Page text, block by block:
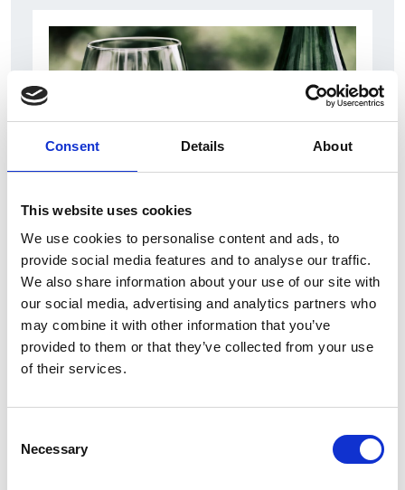
Consent Details About
This website uses cookies
We use cookies to personalise content and ads, to
provide social media features and to analyse our traffic.
We also share information about your use of our site with
our social media, advertising and analytics partners who
may combine it with other information that you’ve
provided to them or that they’ve collected from your use
of their services.
Selection
Necessary
10 Agosto 2026
Il vino italiano rimane leader sul mercato ceco
Italia
Repubblica Ceca